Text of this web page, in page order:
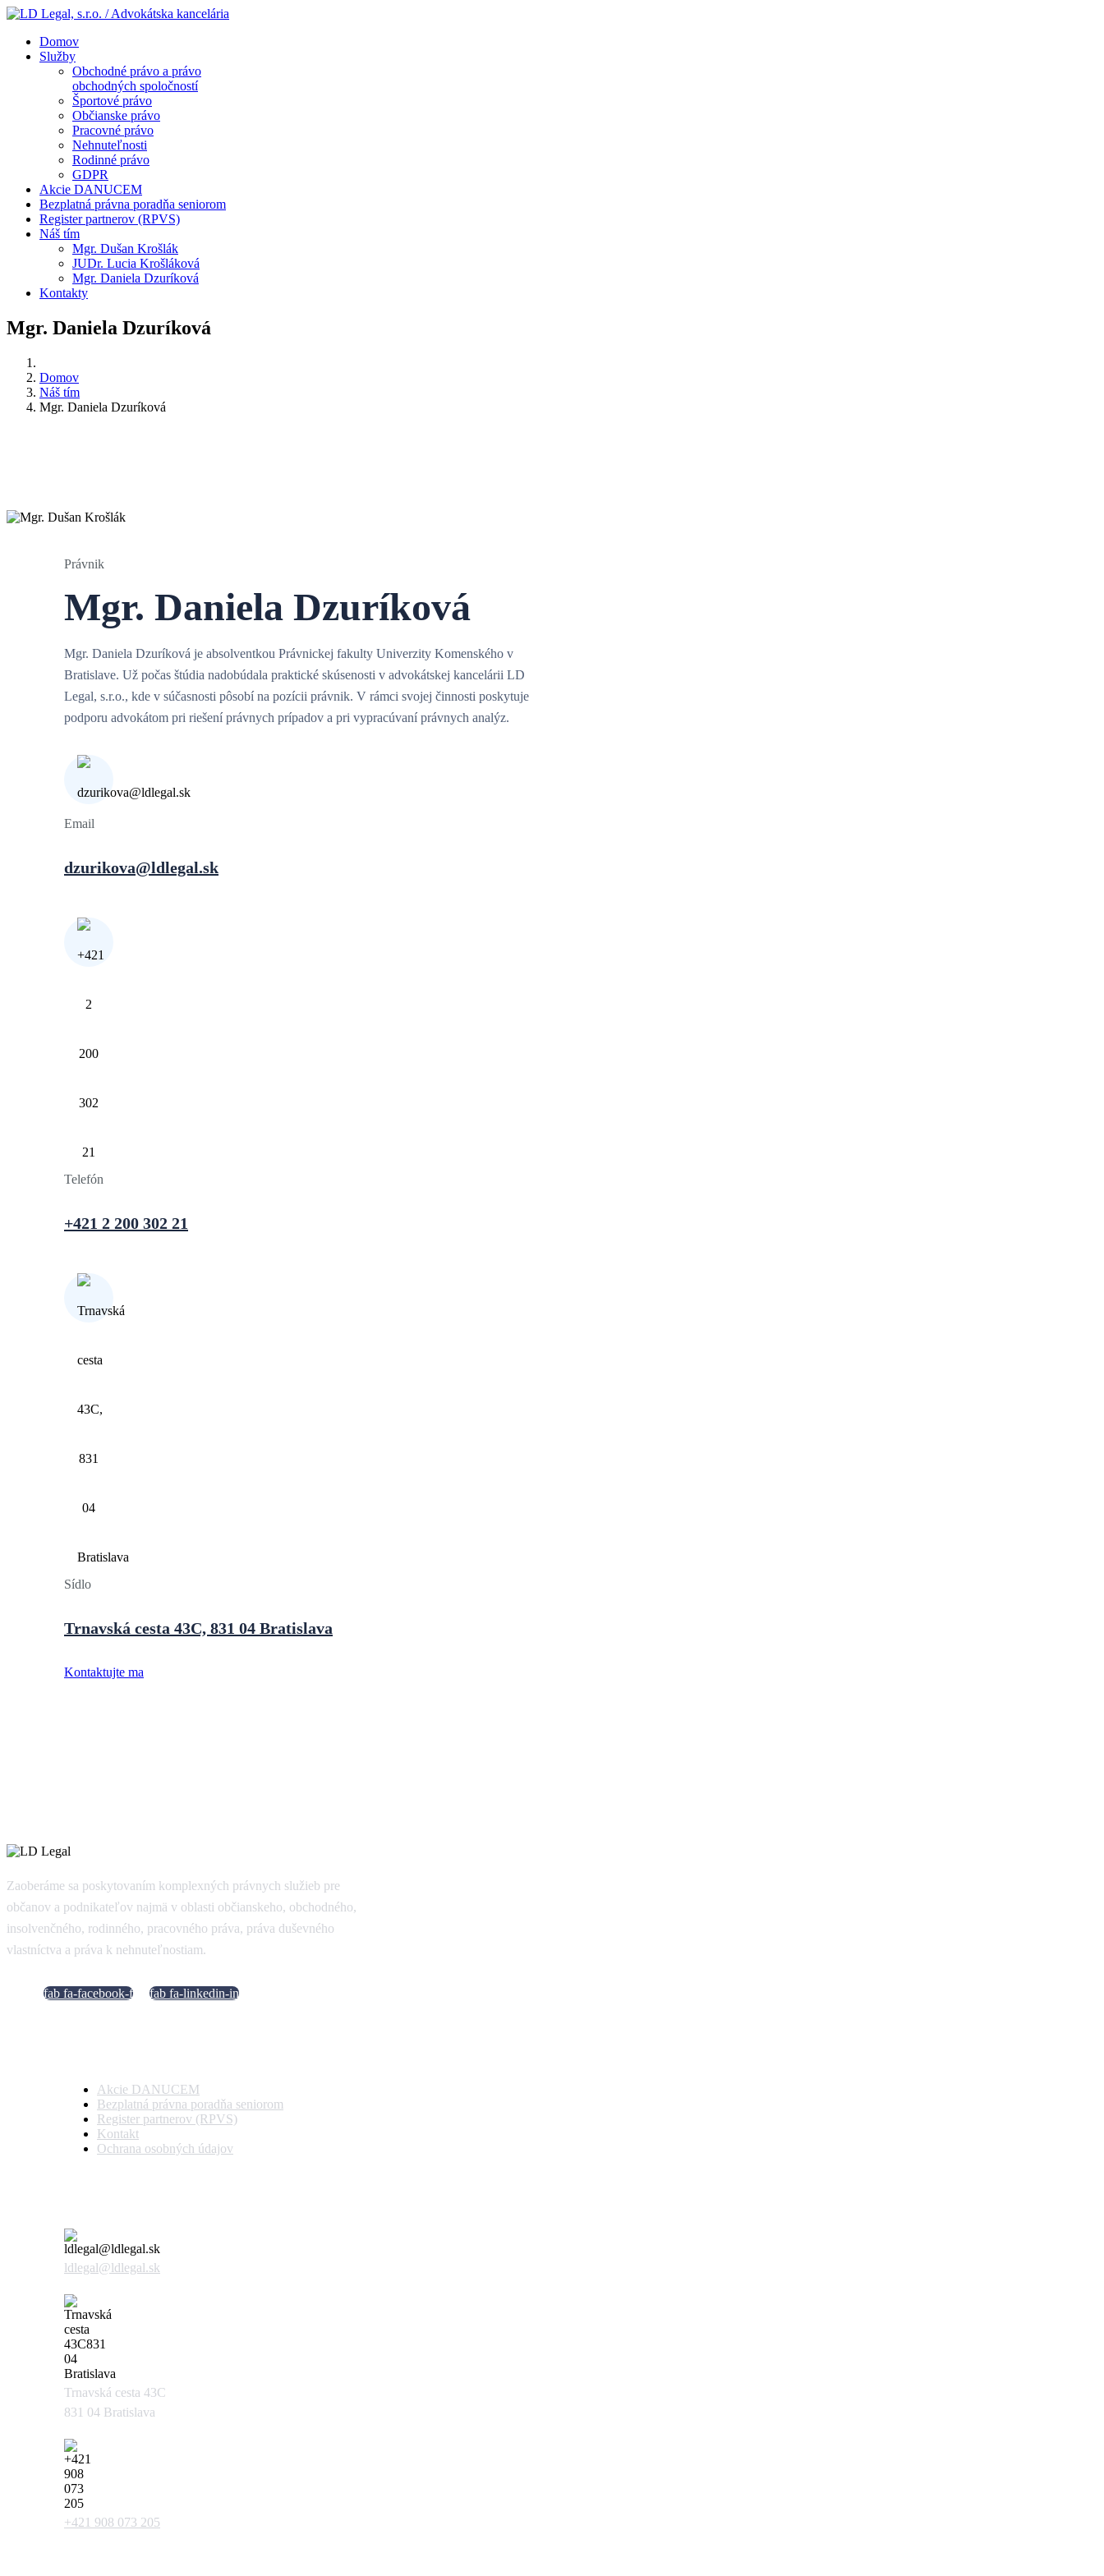
Domov
Služby
Obchodné právo a právo
obchodných spoločností
Športové právo
Občianske právo
Pracovné právo
Nehnuteľnosti
Rodinné právo
GDPR
Akcie DANUCEM
Bezplatná právna poradňa seniorom
Register partnerov (RPVS)
Náš tím
Mgr. Dušan Krošlák
JUDr. Lucia Krošláková
Mgr. Daniela Dzuríková
Kontakty
Mgr. Daniela Dzuríková
Domov
Náš tím
Mgr. Daniela Dzuríková
Právnik
Mgr. Daniela Dzuríková
Mgr. Daniela Dzuríková je absolventkou Právnickej fakulty Univerzity Komenského v
Bratislave. Už počas štúdia nadobúdala praktické skúsenosti v advokátskej kancelárii LD
Legal, s.r.o., kde v súčasnosti pôsobí na pozícii právnik. V rámci svojej činnosti poskytuje
podporu advokátom pri riešení právnych prípadov a pri vypracúvaní právnych analýz.
dzurikova@ldlegal.sk
Email
+421 2 200 302 21
Telefón
Trnavská cesta 43C, 831 04 Bratislava
Sídlo
Kontaktujte ma
Zaoberáme sa poskytovaním komplexných právnych služieb pre
občanov a podnikateľov najmä v oblasti občianskeho, obchodného,
insolvenčného, rodinného, pracovného práva, práva duševného
vlastníctva a práva k nehnuteľnostiam.
fab fa-facebook-f fab fa-linkedin-in
Akcie DANUCEM
Bezplatná právna poradňa seniorom
Register partnerov (RPVS)
Kontakt
Ochrana osobných údajov
ldlegal@ldlegal.sk
Trnavská cesta 43C
831 04 Bratislava
+421 908 073 205